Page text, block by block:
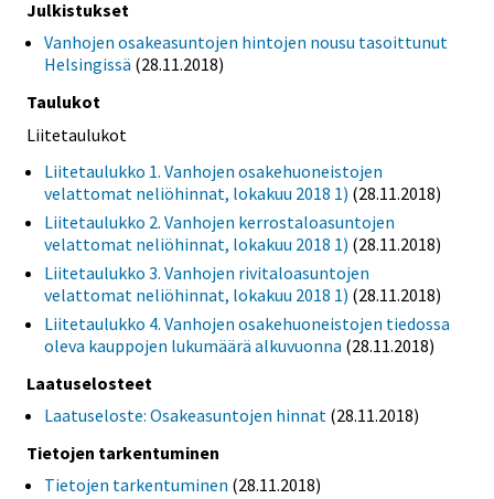
Julkistukset
Vanhojen osakeasuntojen hintojen nousu tasoittunut
Helsingissä (28.11.2018)
Taulukot
Liitetaulukot
Liitetaulukko 1. Vanhojen osakehuoneistojen
velattomat neliöhinnat, lokakuu 2018 1) (28.11.2018)
Liitetaulukko 2. Vanhojen kerrostaloasuntojen
velattomat neliöhinnat, lokakuu 2018 1) (28.11.2018)
Liitetaulukko 3. Vanhojen rivitaloasuntojen
velattomat neliöhinnat, lokakuu 2018 1) (28.11.2018)
Liitetaulukko 4. Vanhojen osakehuoneistojen tiedossa
oleva kauppojen lukumäärä alkuvuonna (28.11.2018)
Laatuselosteet
Laatuseloste: Osakeasuntojen hinnat (28.11.2018)
Tietojen tarkentuminen
Tietojen tarkentuminen (28.11.2018)